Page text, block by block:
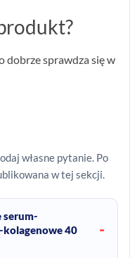
dobrze sprawdza się w
własne pytanie. Po
w tej sekcji.
serum-
40